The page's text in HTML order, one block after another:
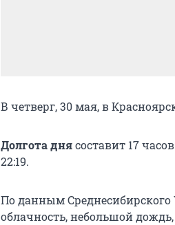
В четверг, 30 мая, в
Долгота днясоставит 17
22:19.
По данным
облачность, небольшой